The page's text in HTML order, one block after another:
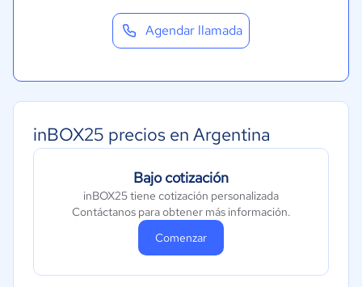
Agendar llamada
inBOX25 precios en Argentina
Bajo cotización
inBOX25 tiene cotización personalizada
Contáctanos para obtener más información.
Comenzar